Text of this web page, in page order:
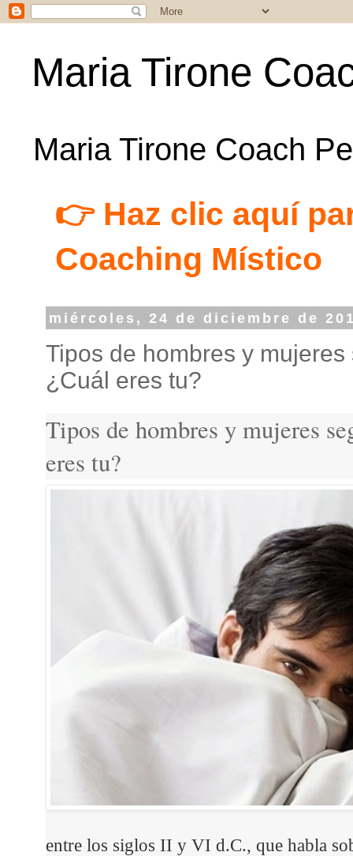
Maria Tirone
Maria Tirone Coach
👉 Haz clic aquí
Coaching Místico
miércoles, 24 de diciembre de
Tipos de hombres y
¿Cuál eres tu?
Tipos de hombres y mujeres
eres tu?
entre los siglos II y VI d.C., que habla